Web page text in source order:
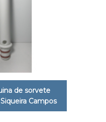
de sorvete
Campos